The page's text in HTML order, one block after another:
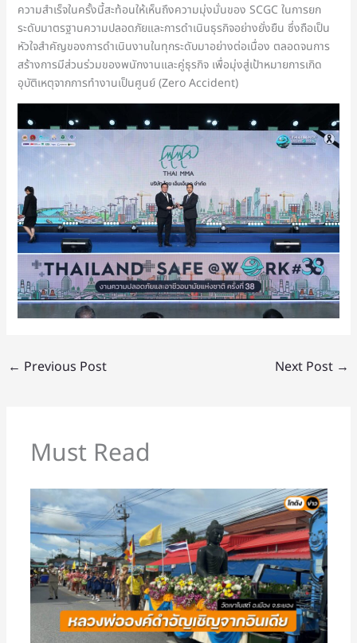
ความสำเร็จในครั้งนี้สะท้อนให้เห็นถึงความมุ่งมั่นของ SCGC ในการยก
ระดับมาตรฐานความปลอดภัยและการดำเนินธุรกิจอย่างยั่งยืน ซึ่งถือเป็น
หัวใจสำคัญของการดำเนินงานในทุกระดับมาอย่างต่อเนื่อง ตลอดจนการ
สร้างการมีส่วนร่วมของพนักงานและคู่ธุรกิจ เพื่อมุ่งสู่เป้าหมายการเกิด
อุบัติเหตุจากการทำงานเป็นศูนย์ (Zero Accident)
← Previous Post Next Post →
Must Read